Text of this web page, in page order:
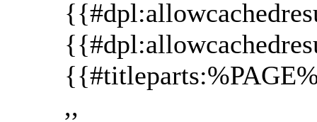
,,